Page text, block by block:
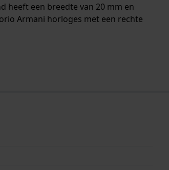
heeft een breedte van 20 mm en
Armani horloges met een rechte